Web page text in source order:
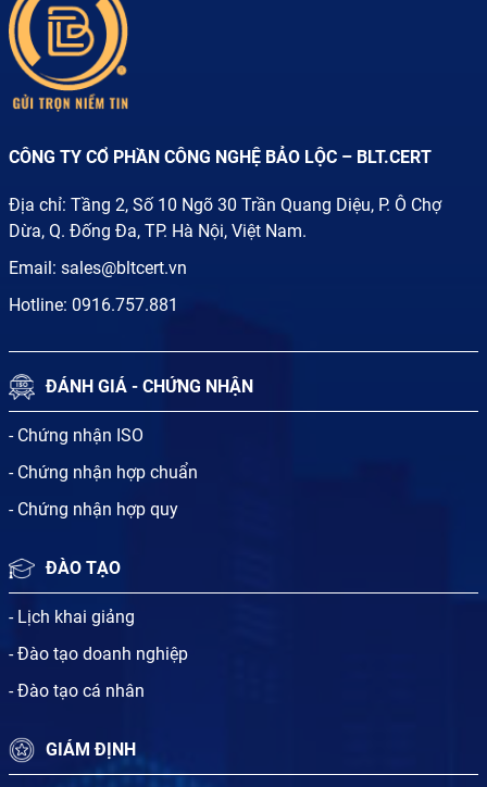
CÔNG TY CỔ PHẦN CÔNG NGHỆ BẢO LỘC – BLT.CERT
Địa chỉ: Tầng 2, Số 10 Ngõ 30 Trần Quang Diệu, P. Ô Chợ
Dừa, Q. Đống Đa, TP. Hà Nội, Việt Nam.
Email: sales@bltcert.vn
Hotline: 0916.757.881
ĐÁNH GIÁ - CHỨNG NHẬN
- Chứng nhận ISO
- Chứng nhận hợp chuẩn
- Chứng nhận hợp quy
ĐÀO TẠO
- Lịch khai giảng
- Đào tạo doanh nghiệp
- Đào tạo cá nhân
GIÁM ĐỊNH